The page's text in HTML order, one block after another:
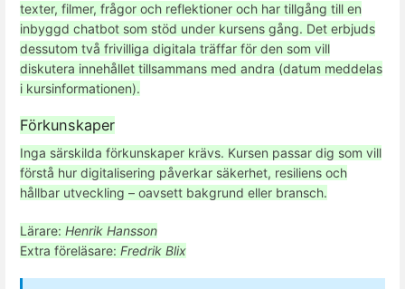
texter, filmer, frågor och reflektioner och har tillgång till en
inbyggd chatbot som stöd under kursens gång. Det erbjuds
dessutom två frivilliga digitala träffar för den som vill
diskutera innehållet tillsammans med andra (datum meddelas
i kursinformationen).
Förkunskaper
Inga särskilda förkunskaper krävs. Kursen passar dig som vill
förstå hur digitalisering påverkar säkerhet, resiliens och
hållbar utveckling – oavsett bakgrund eller bransch.
Lärare: Henrik Hansson
Extra föreläsare: Fredrik Blix